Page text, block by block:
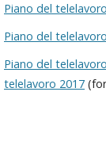
Piano del
Piano del
Piano del
telelavoro 2017